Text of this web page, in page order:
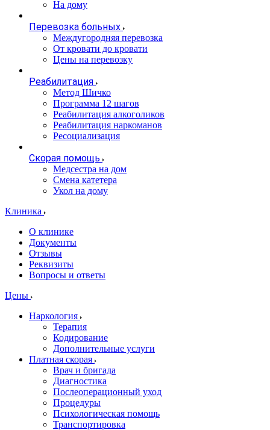
На дому
Перевозка больных
Междугородняя перевозка
От кровати до кровати
Цены на перевозку
Реабилитация
Метод Шичко
Программа 12 шагов
Реабилитация алкоголиков
Реабилитация наркоманов
Ресоциализация
Скорая помощь
Медсестра на дом
Смена катетера
Укол на дому
Клиника
О клинике
Документы
Отзывы
Реквизиты
Вопросы и ответы
Цены
Наркология
Терапия
Кодирование
Дополнительные услуги
Платная скорая
Врач и бригада
Диагностика
Послеоперационный уход
Процедуры
Психологическая помощь
Транспортировка